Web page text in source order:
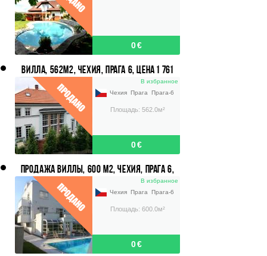
0 €
ВИЛЛА, 562М2, ЧЕХИЯ, ПРАГА 6, ЦЕНА 1 761
В избранное
Чехия Прага Прага-6
Площадь: 562.0м²
0 €
ПРОДАЖА ВИЛЛЫ, 600 М2, ЧЕХИЯ, ПРАГА 6,
ЦЕНА 2 622 000 ЕВРО.
В избранное
Чехия Прага Прага-6
Площадь: 600.0м²
0 €